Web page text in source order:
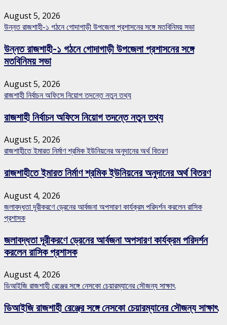
August 5, 2026
উন্নত রাজশাহী-১ গঠনে গোদাগাড়ী উপজেলা প্রশাসনের সঙ্গে মতবিনিময় সভা
উন্নত রাজশাহী-১ গঠনে গোদাগাড়ী উপজেলা প্রশাসনের সঙ্গে
মতবিনিময় সভা
August 5, 2026
রাজশাহী নির্বাচন অফিসে নিয়োগ তদন্তে নতুন তথ্য
রাজশাহী নির্বাচন অফিসে নিয়োগ তদন্তে নতুন তথ্য
August 5, 2026
রাজশাহীতে ইমারত নির্মাণ শ্রমিক ইউনিয়নের অনুদানের অর্থ বিতরণ
রাজশাহীতে ইমারত নির্মাণ শ্রমিক ইউনিয়নের অনুদানের অর্থ বিতরণ
August 4, 2026
জলাবদ্ধতা দূরীকরণে ড্রেনের আর্বজনা অপসারণ কার্যক্রম পরিদর্শন করলেন রাসিক
প্রশাসক
জলাবদ্ধতা দূরীকরণে ড্রেনের আর্বজনা অপসারণ কার্যক্রম পরিদর্শন
করলেন রাসিক প্রশাসক
August 4, 2026
ডিআইজি রাজশাহী রেঞ্জের সঙ্গে নেসকো চেয়ারম্যানের সৌজন্য সাক্ষাৎ
ডিআইজি রাজশাহী রেঞ্জের সঙ্গে নেসকো চেয়ারম্যানের সৌজন্য সাক্ষাৎ